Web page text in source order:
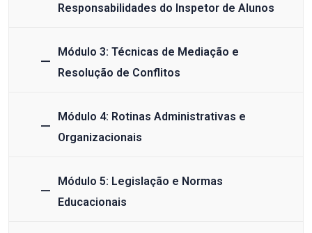
Responsabilidades do Inspetor de Alunos
Módulo 3: Técnicas de Mediação e
Resolução de Conflitos
Módulo 4: Rotinas Administrativas e
Organizacionais
Módulo 5: Legislação e Normas
Educacionais